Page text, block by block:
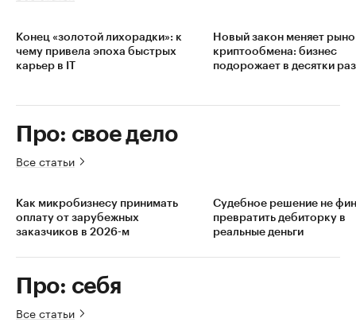
Конец «золотой лихорадки»: к
чему привела эпоха быстрых
карьер в IT
Новый закон меняет
криптообмена: бизнес
подорожает в десятки раз
Про: свое дело
Все статьи
Как микробизнесу принимать
оплату от зарубежных
заказчиков в 2026-м
Судебное решение не
превратить дебиторку в
реальные деньги
Про: себя
Все статьи